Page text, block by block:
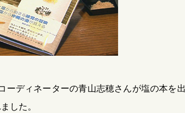
s
ーディネーターの青山志穂さんが塩の本を
した。